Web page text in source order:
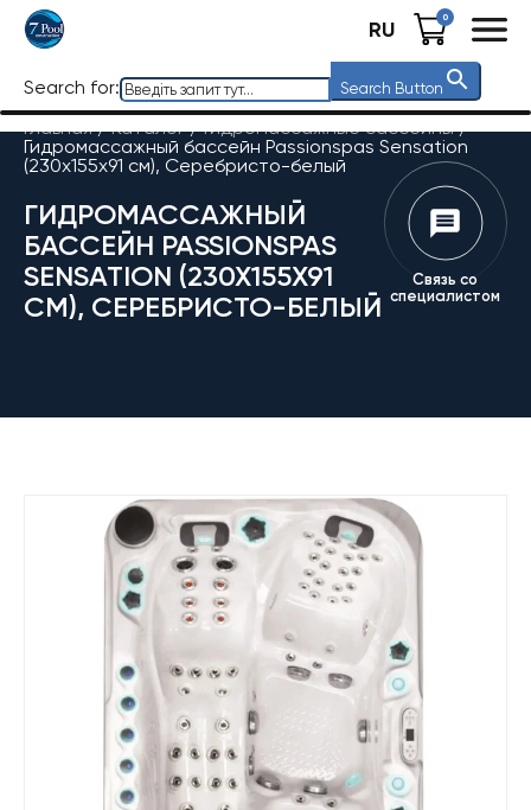
RU 0
Search for: Search Button
Главная / Каталог/Гидромассажные бассейны/
Гидромассажный бассейн Passionspas Sensation
(230x155x91 см), Серебристо-белый
ГИДРОМАССАЖНЫЙ
БАССЕЙН PASSIONSPAS
SENSATION (230X155X91
СМ), СЕРЕБРИСТО-БЕЛЫЙ
Связь со
специалистом